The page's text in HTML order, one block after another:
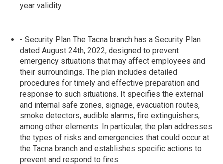
year validity.
- Security Plan The Tacna branch has a Security Plan
dated August 24th, 2022, designed to prevent
emergency situations that may affect employees and
their surroundings. The plan includes detailed
procedures for timely and effective preparation and
response to such situations. It specifies the external
and internal safe zones, signage, evacuation routes,
smoke detectors, audible alarms, fire extinguishers,
among other elements. In particular, the plan addresses
the types of risks and emergencies that could occur at
the Tacna branch and establishes specific actions to
prevent and respond to fires.